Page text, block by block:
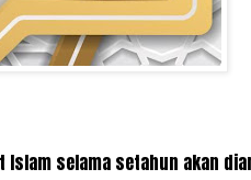
Islam selama setahun akan